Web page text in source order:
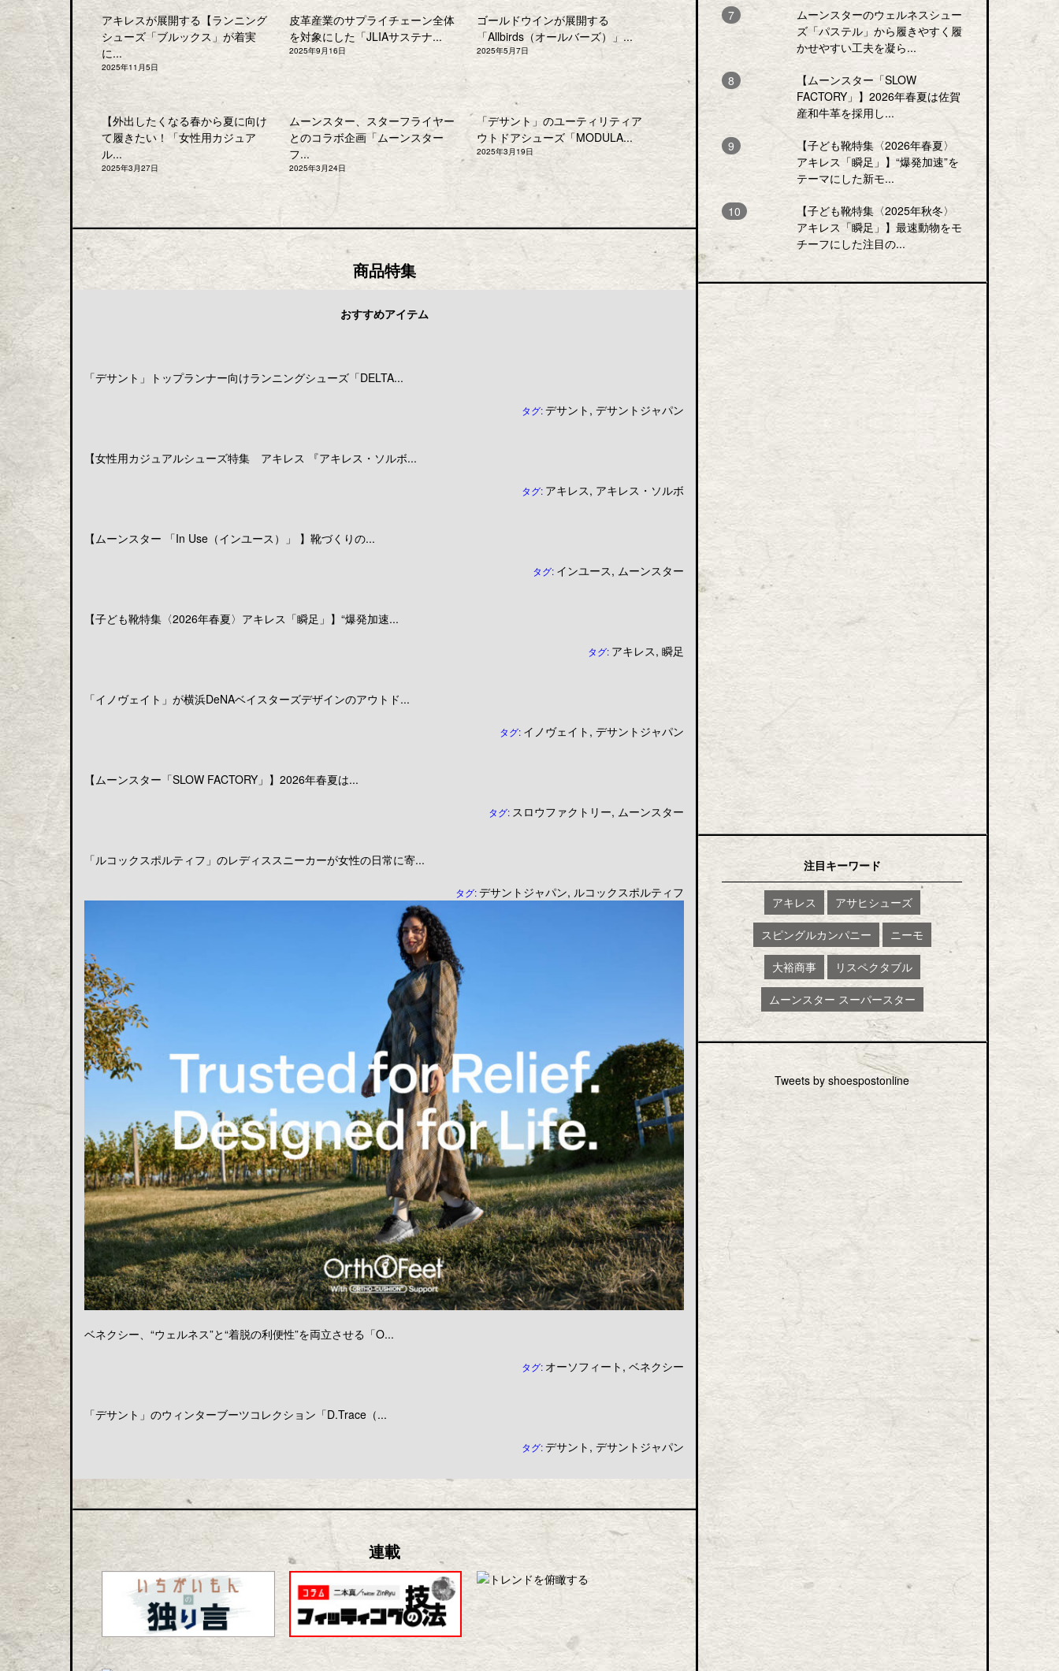
アキレスが展開する【ランニング
シューズ「ブルックス」が着実
に...
2025年11月5日
皮革産業のサプライチェーン全体
を対象にした「JLIAサステナ...
2025年9月16日
ゴールドウインが展開する
「Allbirds（オールバーズ）」...
2025年5月7日
【外出したくなる春から夏に向け
て履きたい！「女性用カジュア
ル...
2025年3月27日
ムーンスター、スターフライヤー
とのコラボ企画「ムーンスター
フ...
2025年3月24日
「デサント」のユーティリティア
ウトドアシューズ「MODULA...
2025年3月19日
商品特集
おすすめアイテム
「デサント」トップランナー向けランニングシューズ「DELTA...
タグ:デサント , デサントジャパン
【女性用カジュアルシューズ特集 アキレス 『アキレス・ソルボ...
タグ: アキレス, アキレス・ソルボ
【ムーンスター 「In Use（インユース）」 】靴づくりの...
タグ: インユース, ムーンスター
【子ども靴特集〈2026年春夏〉アキレス「瞬足」】“爆発加速...
タグ: アキレス, 瞬足
「イノヴェイト」が横浜DeNAベイスターズデザインのアウトド...
タグ: イノヴェイト , デサントジャパン
【ムーンスター「SLOW FACTORY」】2026年春夏は...
タグ: スロウファクトリー, ムーンスター
「ルコックスポルティフ」のレディススニーカーが女性の日常に寄...
タグ:デサントジャパン, ルコックスポルティフ
ベネクシー、“ウェルネス”と“着脱の利便性”を両立させる「O...
タグ: オーソフィート , ベネクシー
「デサント」のウィンターブーツコレクション「D.Trace（...
タグ:デサント , デサントジャパン
連載
ムーンスターのウェルネスシュー
ズ「パステル」から履きやすく履
かせやすい工夫を凝ら...
【ムーンスター「SLOW
FACTORY」】2026年春夏は佐賀
産和牛革を採用し...
【子ども靴特集〈2026年春夏〉
アキレス「瞬足」】“爆発加速”を
テーマにした新モ...
【子ども靴特集〈2025年秋冬〉
アキレス「瞬足」】最速動物をモ
チーフにした注目の...
注目キーワード
アキレス アサヒシューズ
スピングルカンパニー ニーモ
大裕商事 リスペクタブル
ムーンスター スーパースター
Tweets by shoespostonline